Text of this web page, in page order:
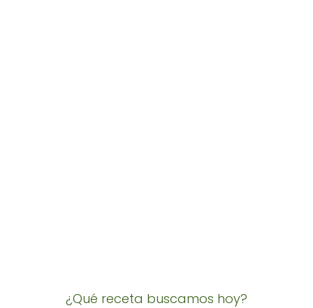
¿Qué receta buscamos hoy?